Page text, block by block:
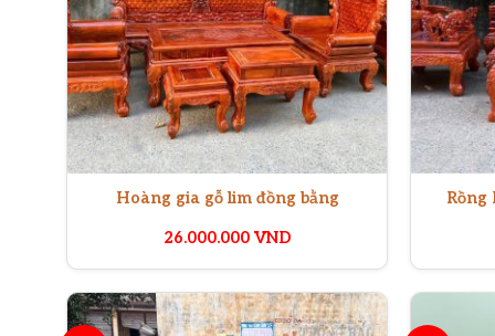
Hoàng gia gỗ lim đồng bằng
26.000.000 VND
Rồng